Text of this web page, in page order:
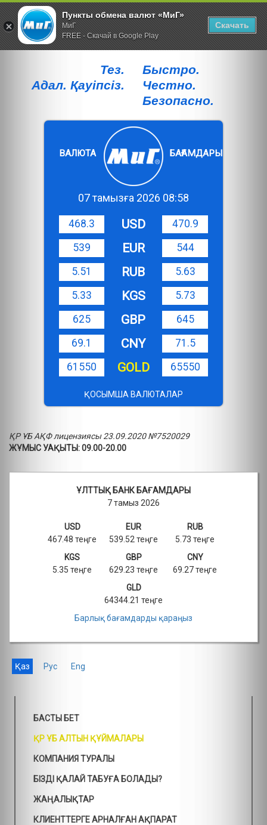
Тез.
Адал. Қауiпсiз.
Быстро.
Честно.
Безопасно.
ВАЛЮТА БАҒАМДАРЫ
07 тамызға 2026 08:58
468.3 USD
470.9
539
EUR
544
5.51
RUB
5.63
5.33
KGS
5.73
625
GBP
645
69.1
CNY
71.5
61550
GOLD 65550
ҚОСЫМША ВАЛЮТАЛАР
ҚР ҰБ АҚФ лицензиясы 23.09.2020 №7520029
ЖҰМЫС УАҚЫТЫ: 09.00-20.00
ҰЛТТЫҚ БАНК БАҒАМДАРЫ
7 тамыз 2026
USD
467.48 теңге
EUR
539.52 теңге
RUB
5.73 теңге
KGS
5.35 теңге
GBP
629.23 теңге
CNY
69.27 теңге
GLD
64344.21 теңге
Барлық бағамдарды қараңыз
Қаз Рус Eng
БАСТЫ БЕТ
ҚР ҰБ АЛТЫН ҚҰЙМАЛАРЫ
КОМПАНИЯ ТУРАЛЫ
БІЗДІ ҚАЛАЙ ТАБУҒА БОЛАДЫ?
ЖАҢАЛЫҚТАР
КЛИЕНТТЕРГЕ АРНАЛҒАН АҚПАРАТ
Пункты обмена валют «МиГ»
МиГ
FREE - Скачай в Google Play
Скачать